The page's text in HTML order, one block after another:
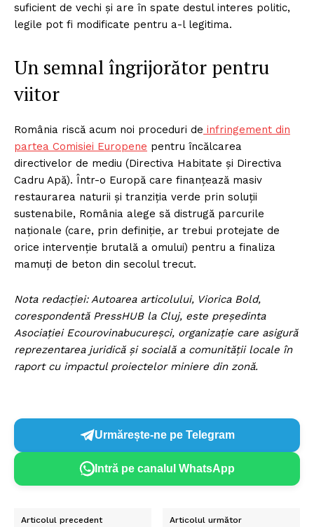
suficient de vechi și are în spate destul interes politic,
legile pot fi modificate pentru a-l legitima.
Un semnal îngrijorător pentru
viitor
România riscă acum noi proceduri de infringement din
partea Comisiei Europene pentru încălcarea
directivelor de mediu (Directiva Habitate și Directiva
Cadru Apă). Într-o Europă care finanțează masiv
restaurarea naturii și tranziția verde prin soluții
sustenabile, România alege să distrugă parcurile
naționale (care, prin definiție, ar trebui protejate de
orice intervenție brutală a omului) pentru a finaliza
mamuți de beton din secolul trecut.
Nota redacției: Autoarea articolului, Viorica Bold,
corespondentă PressHUB la Cluj, este președinta
Asociației Ecourovinabucureșci, organizație care asigură
reprezentarea juridică și socială a comunității locale în
raport cu impactul proiectelor miniere din zonă.
Urmărește-ne pe Telegram
Intră pe canalul WhatsApp
Articolul precedent Articolul următor